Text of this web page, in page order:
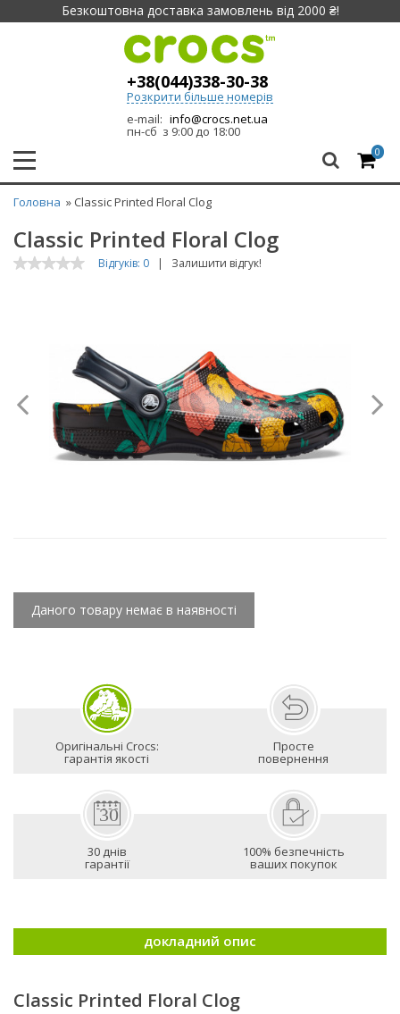
Безкоштовна доставка замовлень від 2000 ₴!
+38(044)338-30-38
Розкрити більше номерів
e-mail: info@crocs.net.ua
пн-сб з 9:00 до 18:00
0
Головна » Classic Printed Floral Clog
Classic Printed Floral Clog
Відгуків: 0 | Залишити відгук!
Даного товару немає в наявності
Оригінальні Crocs:
гарантія якості
Просте
повернення
30 днів
гарантії
100% безпечність
ваших покупок
докладний опис
Classic Printed Floral Clog